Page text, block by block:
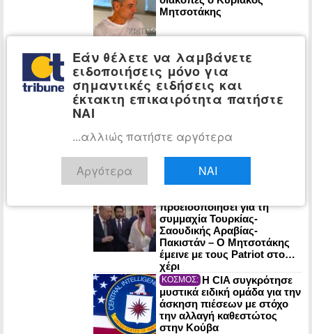
Μητσοτάκης
ΟΙΚΟΝΟΜΙΑ: Στο 3,4% ο
πληθωρισμός τον Ιούλιο: Σε
στέγαση, μεταφορές και
εστίαση οι μεγαλύτερες
αυξήσεις
τον χαμό της Λένας Σαμαρά:
προειδοποιήσει για τη
συμμαχία Τουρκίας-
Σαουδικής Αραβίας-
Πακιστάν – Ο Μητσοτάκης
έμεινε με τους Patriot στο…
χέρι
ΚΟΣΜΟΣ: Η CIA συγκρότησε
μυστικά ειδική ομάδα για την
άσκηση πιέσεων με στόχο
την αλλαγή καθεστώτος
στην Κούβα
Εάν θέλετε να λαμβάνετε
ειδοποιήσεις μόνο για
σημαντικές ειδήσεις και
έκτακτη επικαιρότητα πατήστε
ΝΑΙ
...αλλιώς πατήστε αργότερα
Αργότερα ΝΑΙ